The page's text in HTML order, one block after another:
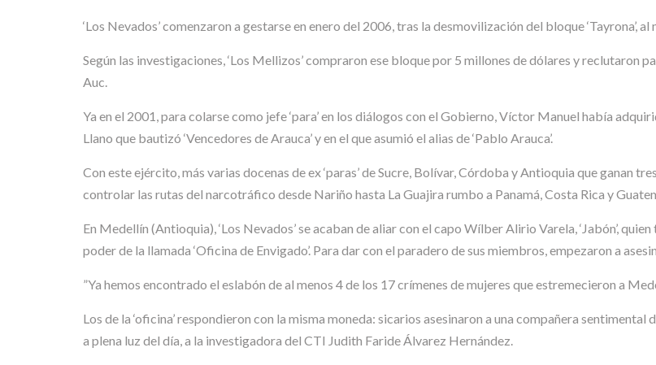
‘Los Nevados’ comenzaron a gestarse en enero del 2006, tras la desmovilización del bloque ‘Tayrona’,
Según las investigaciones, ‘Los Mellizos’ compraron ese bloque por 5 millones de dólares y reclutaron
Auc.
Ya en el 2001, para colarse como jefe ‘para’ en los diálogos con el Gobierno, Víctor Manuel había
Llano que bautizó ‘Vencedores de Arauca’ y en el que asumió el alias de ‘Pablo Arauca’.
Con este ejército, más varias docenas de ex ‘paras’ de Sucre, Bolívar, Córdoba y Antioquia que ganan
controlar las rutas del narcotráfico desde Nariño hasta La Guajira rumbo a Panamá, Costa Rica y
En Medellín (Antioquia), ‘Los Nevados’ se acaban de aliar con el capo Wílber Alirio Varela, ‘Jabón’,
poder de la llamada ‘Oficina de Envigado’. Para dar con el paradero de sus miembros, empezaron a
”Ya hemos encontrado el eslabón de al menos 4 de los 17 crímenes de mujeres que estremecieron a
Los de la ‘oficina’ respondieron con la misma moneda: sicarios asesinaron a una compañera
a plena luz del día, a la investigadora del CTI Judith Faride Álvarez Hernández.